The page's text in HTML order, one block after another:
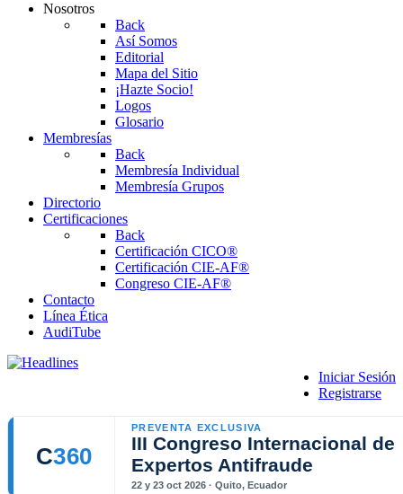
Nosotros
Back
Así Somos
Editorial
Mapa del Sitio
¡Hazte Socio!
Logos
Glosario
Membresías
Back
Membresía Individual
Membresía Grupos
Directorio
Certificaciones
Back
Certificación CICO®
Certificación CIE-AF®
Congreso CIE-AF®
Contacto
Línea Ética
AudiTube
Iniciar Sesión
Registrarse
C360
PREVENTA EXCLUSIVA
III Congreso Internacional de
Expertos Antifraude
22 y 23 oct 2026 · Quito, Ecuador